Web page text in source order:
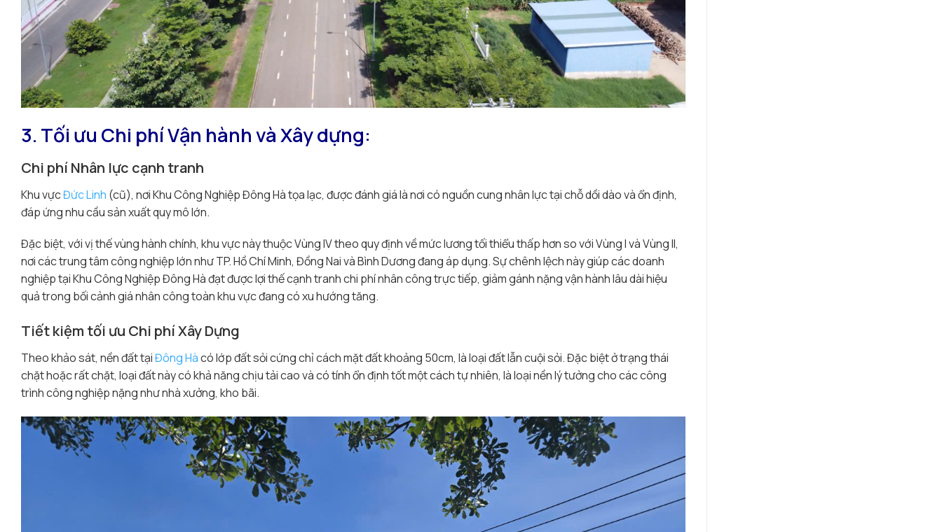
3. Tối ưu Chi phí Vận hành và Xây dựng:
Chi phí Nhân lực cạnh tranh
Khu vựcĐức Linh (cũ), nơi Khu Công Nghiệp Đông Hà tọa lạc, được đánh giá là nơi có nguồn cung nhân lực tại chỗ dồi dào và ổn định,
đáp ứng nhu cầu sản xuất quy mô lớn.
Đặc biệt, với vị thế vùng hành chính, khu vực này thuộc Vùng IV theo quy định về mức lương tối thiểu thấp hơn so với Vùng I và Vùng II,
nơi các trung tâm công nghiệp lớn như TP. Hồ Chí Minh, Đồng Nai và Bình Dương đang áp dụng. Sự chênh lệch này giúp các doanh
nghiệp tại Khu Công Nghiệp Đông Hà đạt được lợi thế cạnh tranh chi phí nhân công trực tiếp, giảm gánh nặng vận hành lâu dài hiệu
quả trong bối cảnh giá nhân công toàn khu vực đang có xu hướng tăng.
Tiết kiệm tối ưu Chi phí Xây Dựng
Theo khảo sát, nền đất tạiĐông Hàcó lớp đất sỏi cứng chỉ cách mặt đất khoảng 50cm, là loại đất lẫn cuội sỏi. Đặc biệt ở trạng thái
chặt hoặc rất chặt, loại đất này có khả năng chịu tải cao và có tính ổn định tốt một cách tự nhiên, là loại nền lý tưởng cho các công
trình công nghiệp nặng như nhà xưởng, kho bãi.